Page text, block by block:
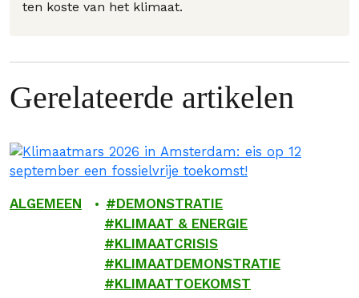
ten koste van het klimaat.
Gerelateerde artikelen
ALGEMEEN
DEMONSTRATIE
KLIMAAT & ENERGIE
KLIMAATCRISIS
KLIMAATDEMONSTRATIE
KLIMAATTOEKOMST